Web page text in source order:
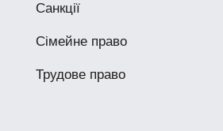
Санкції
Сімейне право
Трудове право